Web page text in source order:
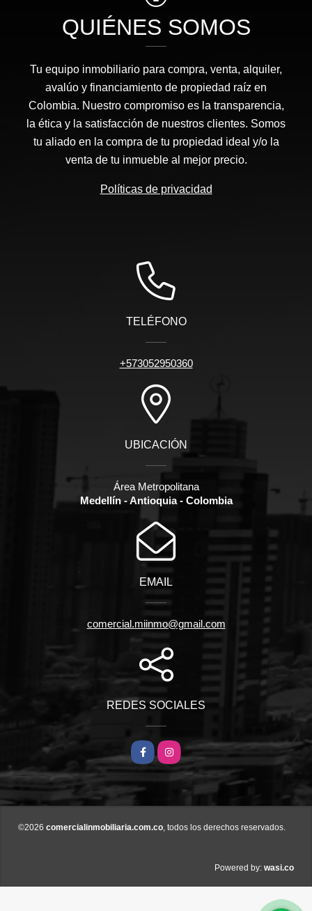
QUIÉNES SOMOS
Tu equipo inmobiliario para compra, venta, alquiler,
avalúo y financiamiento de propiedad raíz en
Colombia. Nuestro compromiso es la transparencia,
la ética y la satisfacción de nuestros clientes. Somos
tu aliado en la compra de tu propiedad ideal y/o la
venta de tu inmueble al mejor precio.
Políticas de privacidad
TELÉFONO
+573052950360
UBICACIÓN
Área Metropolitana
Medellín - Antioquia - Colombia
EMAIL
comercial.miinmo@gmail.com
REDES SOCIALES
FacebookInstagram
©2026 comercialinmobiliaria.com.co, todos los derechos reservados.
Powered by: wasi.co